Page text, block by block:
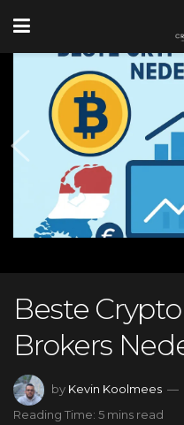
Beste
Brokers
by Kevin Koolmees
Reading Time: 5 mins read